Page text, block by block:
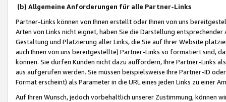
(b) Allgemeine Anforderungen für alle Partner-Links
Partner-Links können von Ihnen erstellt oder Ihnen von uns
Arten von Links nicht eignet, haben Sie die Darstellung
Gestaltung und Platzierung aller Links, die Sie auf Ihrer Website
auch Ihnen von uns bereitgestellte) Partner-Links so formatiert sind,
können. Sie dürfen Kunden nicht dazu auffordern, Ihre Partner-Links
aus aufgerufen werden. Sie müssen beispielsweise Ihre Partner-ID
Format erscheint) als Parameter in die URL eines jeden Links zu einer
Auf Ihren Wunsch, jedoch vorbehaltlich unserer Zustimmung, können